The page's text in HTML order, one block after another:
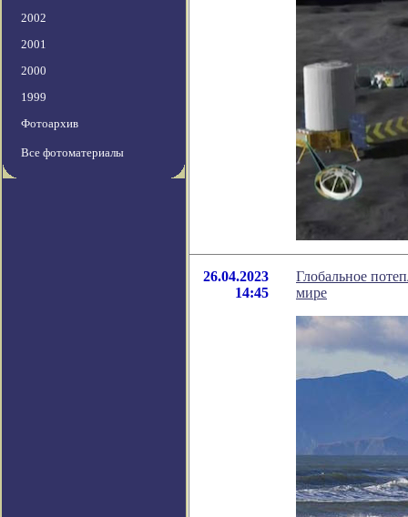
2002
2001
2000
1999
Фотоархив
Все фотоматериалы
26.04.2023
14:45
Глобальное
мире